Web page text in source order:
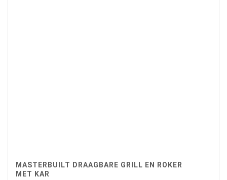
MASTERBUILT DRAAGBARE GRILL EN ROKER
MET KAR